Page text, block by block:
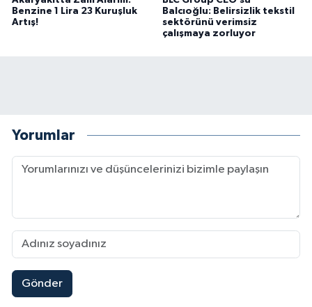
Benzine 1 Lira 23 Kuruşluk
Artış!
Balcıoğlu: Belirsizlik tekstil
sektörünü verimsiz
çalışmaya zorluyor
Yorumlar
Gönder
19:49 |Mersin'de Tatil Kabusu! Kahramanmaraşlı
19:12 |Onikişubat Belediyesi Gündüz Bakımevi İçin
BİLİM TEKNOLOJİ
TANITIM
HABERDE İNSAN